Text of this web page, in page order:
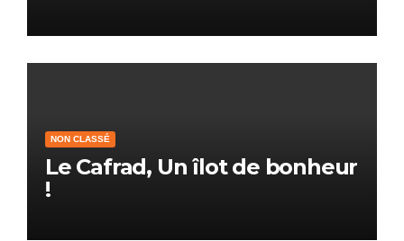
NON CLASSÉ
Le Cafrad, Un îlot de bonheur
!